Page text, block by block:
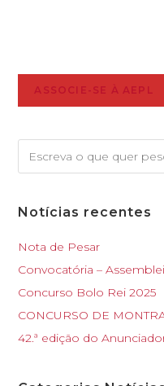
ASSOCIE-SE À AEPL
Notícias recentes
Nota de Pesar
Convocatória –
Concurso Bolo Rei 2025
CONCURSO DE
42.ª edição do